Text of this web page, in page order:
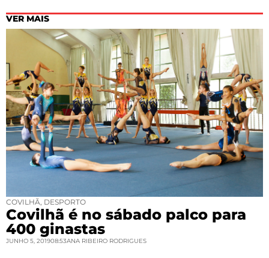
VER MAIS
COVILHÃ DESPORTO
Covilhã é no sábado palco para
400 ginastas
JUNHO 5, 201908:53ANA RIBEIRO RODRIGUES